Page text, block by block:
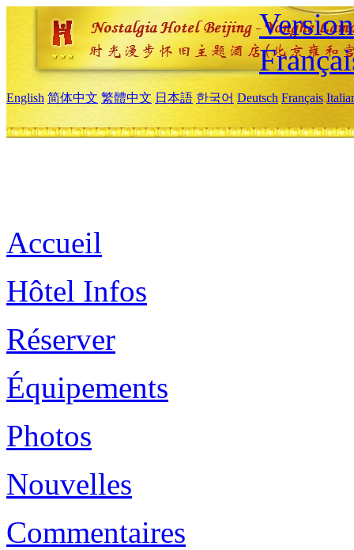
English 简体中文 繁體中文 日本語 한국어 Deutsch Français
Accueil
Hôtel Infos
Réserver
Équipements
Photos
Nouvelles
Commentaires